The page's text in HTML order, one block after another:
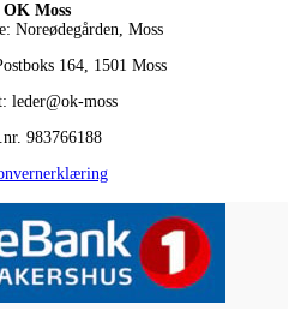
OK Moss
Noreødegården, Moss
164, 1501 Moss
leder@ok-moss
983766188